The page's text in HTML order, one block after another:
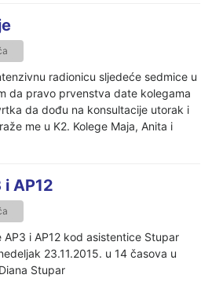
radionicu sljedeće sedmice u
da pravo prvenstva date kolegama
da dođu na konsultacije utorak i
me u K2. Kolege Maja, Anita i
AP12
i AP12 kod asistentice Stupar
23.11.2015. u 14 časova u
Stupar